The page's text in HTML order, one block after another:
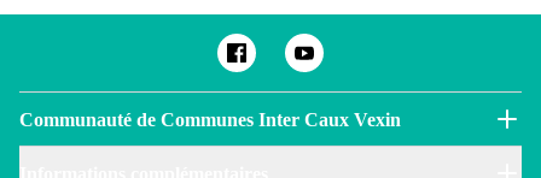
Communauté de Communes Inter Caux Vexin